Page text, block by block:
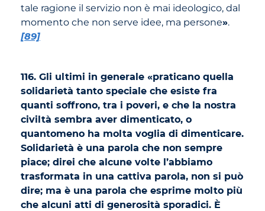
tale ragione il servizio non è mai ideologico, dal
momento che non serve idee, ma persone».
[89]
116. Gli ultimi in generale «praticano quella
solidarietà tanto speciale che esiste fra
quanti soffrono, tra i poveri, e che la nostra
civiltà sembra aver dimenticato, o
quantomeno ha molta voglia di dimenticare.
Solidarietà è una parola che non sempre
piace; direi che alcune volte l’abbiamo
trasformata in una cattiva parola, non si può
dire; ma è una parola che esprime molto più
che alcuni atti di generosità sporadici. È